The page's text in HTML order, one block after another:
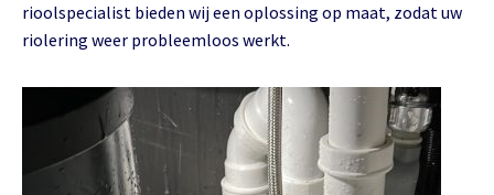
rioolspecialist bieden wij een oplossing op maat, zodat uw
riolering weer probleemloos werkt.